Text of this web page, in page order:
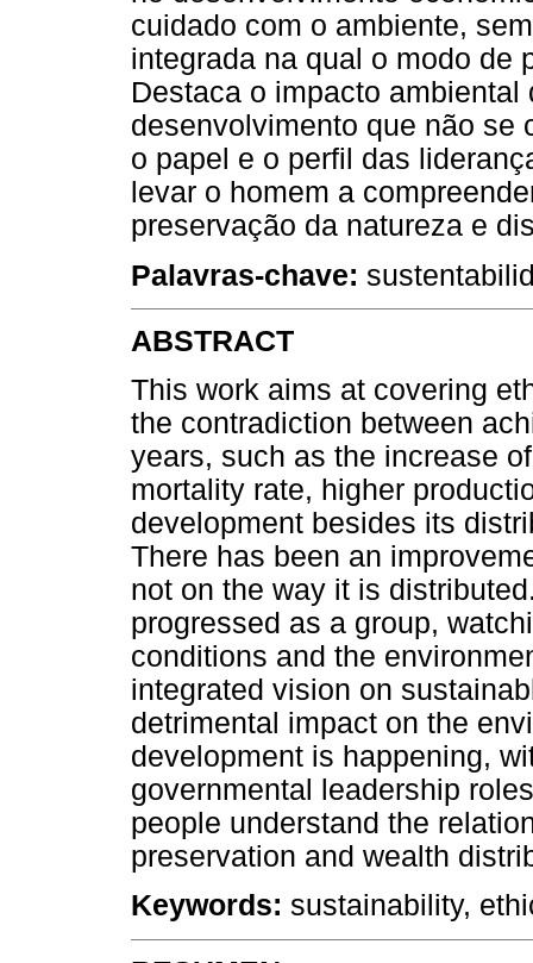
cuidado com o ambiente,
integrada na qual o modo de
Destaca o impacto
desenvolvimento que não se
o papel e o perfil das
levar o homem a
preservação da natureza e
Palavras-chave:
ABSTRACT
This work aims at covering
the contradiction between
years, such as the increase
mortality rate, higher
development besides its
There has been an
not on the way it is
progressed as a group,
conditions and the
integrated vision on
detrimental impact on the
development is happening,
governmental leadership
people understand the
preservation and wealth
Keywords: sustainability,